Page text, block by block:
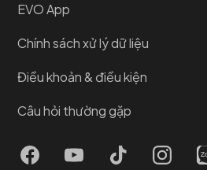
EVO App
Chính sách xử lý dữ liệu
Điều khoản & điều kiện
Câu hỏi thường gặp